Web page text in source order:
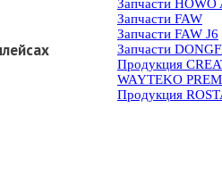
Запчасти HOWO
Запчасти FAW
Запчасти FAW J6
Запчасти
Продукция
WAYTEKO
Продукция